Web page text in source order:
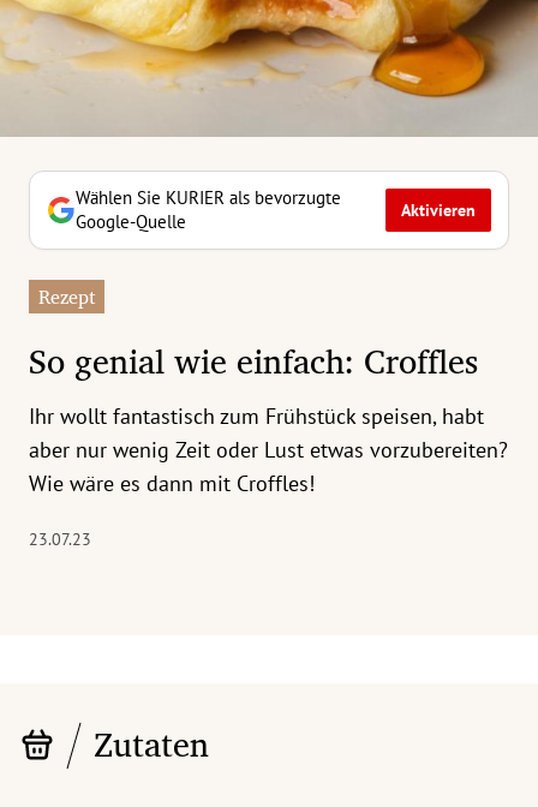
Untermenü
Untermenü
Untermenü
Untermenü
Untermenü
Untermenü
Untermenü
Untermenü
Untermenü
Wählen Sie KURIER als bevorzugte
Google-Quelle
Aktivieren
Rezept
So genial wie einfach: Croffles
Ihr wollt fantastisch zum Frühstück speisen, habt
aber nur wenig Zeit oder Lust etwas vorzubereiten?
Wie wäre es dann mit Croffles!
23.07.23
Zutaten